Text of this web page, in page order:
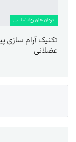
درمان های روانشناسی
تکنیک آرام سازی
عضلانی